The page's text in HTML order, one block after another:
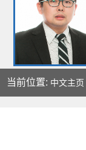
当前位置: 中文主页